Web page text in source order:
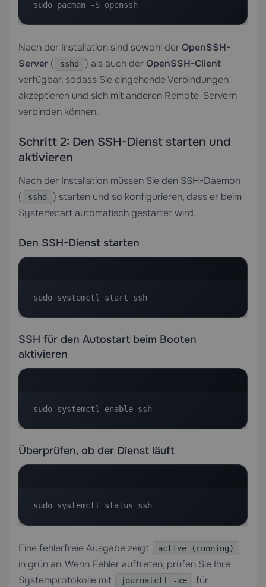
sudo pacman -S openssh
Nach der Installation sind sowohl derOpenSSH-
Server ( sshd ) als auch derOpenSSH-Client
verfügbar, sodass Sie eingehende Verbindungen
akzeptieren und sich mit anderen Remote-Servern
verbinden können.
Schritt 2: Den SSH-Dienst starten und
aktivieren
Nach der Installation müssen Sie den SSH-Daemon
(
sshd
) starten und so konfigurieren, dass er beim
Systemstart automatisch gestartet wird.
Den SSH-Dienst starten
sudo systemctl start ssh
SSH für den Autostart beim Booten
aktivieren
sudo systemctl enable ssh
Überprüfen, ob der Dienst läuft
sudo systemctl status ssh
Eine fehlerfreie Ausgabe zeigt active (running)
in grün an. Wenn Fehler auftreten, prüfen Sie Ihre
Systemprotokolle mit
journalctl -xe
für